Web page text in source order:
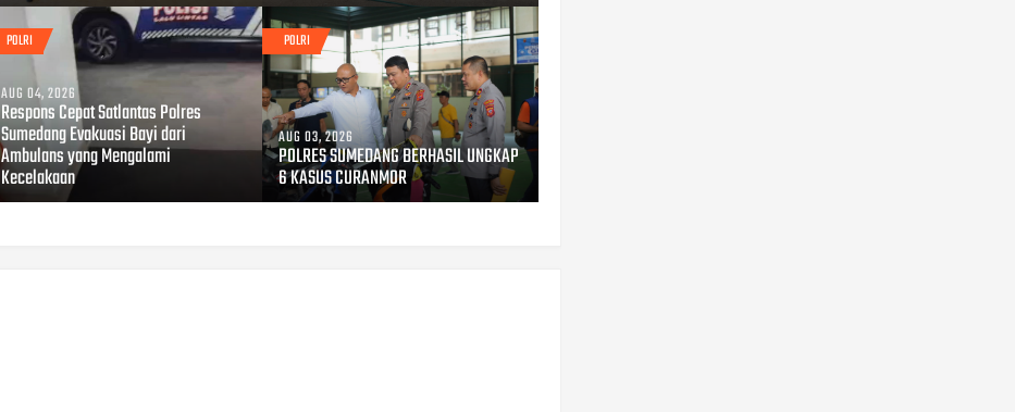
POLRI
AUG 04, 2026
Respons Cepat Satlantas Polres
Sumedang Evakuasi Bayi dari
Ambulans yang Mengalami
Kecelakaan
POLRI
AUG 03, 2026
POLRES SUMEDANG BERHASIL UNGKAP
6 KASUS CURANMOR